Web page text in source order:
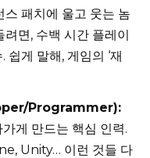
스 패치에 울고 웃는 놈
면, 수백 시간 플레이
게 말해, 게임의 ‘재
Programmer):
게 만드는 핵심 인력.
Unity… 이런 것들 다